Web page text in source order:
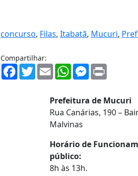
concurso, Filas, Itabatã, Mucuri,
Compartilhar:
Facebook
TwitterEmailWhatsAppMessenger
Prefeitura de Mucuri
Rua Canárias, 190 –
Malvinas
Horário de
público:
8h às 13h.